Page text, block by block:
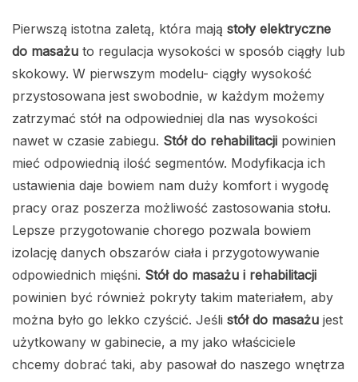
Pierwszą istotna zaletą, która mają stoły elektryczne
do masażu to regulacja wysokości w sposób ciągły lub
skokowy. W pierwszym modelu- ciągły wysokość
przystosowana jest swobodnie, w każdym możemy
zatrzymać stół na odpowiedniej dla nas wysokości
nawet w czasie zabiegu. Stół do rehabilitacji powinien
mieć odpowiednią ilość segmentów. Modyfikacja ich
ustawienia daje bowiem nam duży komfort i wygodę
pracy oraz poszerza możliwość zastosowania stołu.
Lepsze przygotowanie chorego pozwala bowiem
izolację danych obszarów ciała i przygotowywanie
odpowiednich mięśni. Stół do masażu i rehabilitacji
powinien być również pokryty takim materiałem, aby
można było go lekko czyścić. Jeśli stół do masażu jest
użytkowany w gabinecie, a my jako właściciele
chcemy dobrać taki, aby pasował do naszego wnętrza